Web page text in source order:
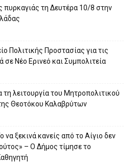
πυρκαγιάς τη Δευτέρα 10/8 στην
Πολιτικής Προστασίας για τις
σε Νέο Ερινεό και Συμπολιτεία
λειτουργία του Μητροπολιτικού
Θεοτόκου Καλαβρύτων
ξεκινά κανείς από το Αίγιο δεν
– O Δήμος τίμησε το